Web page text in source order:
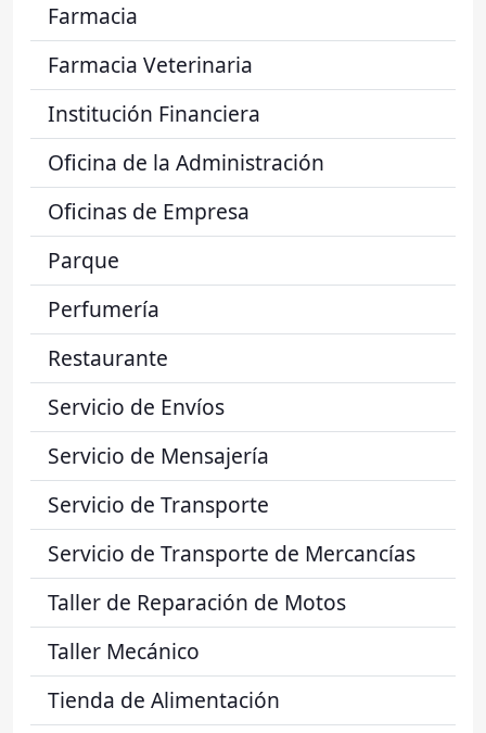
Farmacia
Farmacia Veterinaria
Institución Financiera
Oficina de la Administración
Oficinas de Empresa
Parque
Perfumería
Restaurante
Servicio de Envíos
Servicio de Mensajería
Servicio de Transporte
Servicio de Transporte de Mercancías
Taller de Reparación de Motos
Taller Mecánico
Tienda de Alimentación